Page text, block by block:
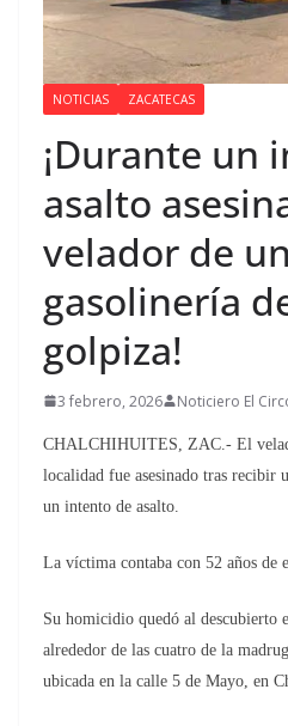
NOTICIAS ZACATECAS
¡Durante un
asalto
velador de
gasolinería
golpiza!
3 febrero, 2026 Noticiero El
CHALCHIHUITES, ZAC.- El
localidad fue asesinado tras recibir
un intento de asalto.
La víctima contaba con 52 años de
Su homicidio quedó al descubierto
alrededor de las cuatro de la
ubicada en la calle 5 de Mayo, en